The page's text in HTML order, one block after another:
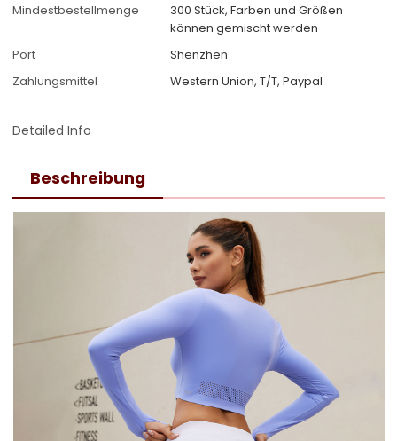
Mindestbestellmenge
300 Stück, Farben und Größen
können gemischt werden
Port
Shenzhen
Zahlungsmittel
Western Union, T/T, Paypal
Detailed Info
Beschreibung